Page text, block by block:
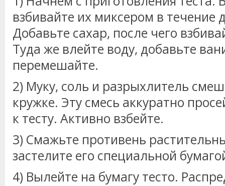
взбивайте их миксером в течение
Добавьте сахар, после чего
Туда же влейте воду, добавьте
перемешайте.
2) Муку, соль и разрыхлитель
кружке. Эту смесь аккуратно
к тесту. Активно взбейте.
3) Смажьте противень
застелите его специальной
4) Вылейте на бумагу тесто.